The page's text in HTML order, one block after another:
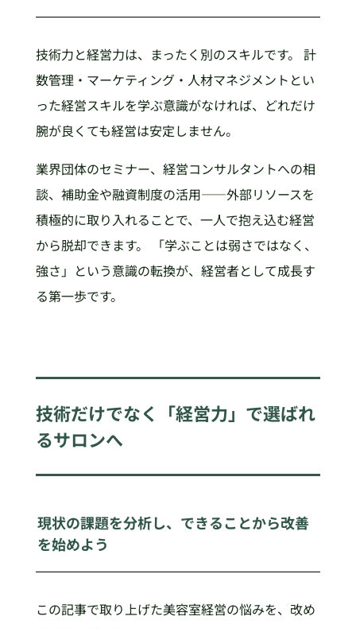
技術力と経営力は、まったく別のスキルです。 計
数管理・マーケティング・人材マネジメントとい
った経営スキルを学ぶ意識がなければ、どれだけ
腕が良くても経営は安定しません。
業界団体のセミナー、経営コンサルタントへの相
談、補助金や融資制度の活用——外部リソースを
積極的に取り入れることで、一人で抱え込む経営
から脱却できます。 「学ぶことは弱さではなく、
強さ」という意識の転換が、経営者として成長す
る第一歩です。
技術だけでなく「経営力」で選ばれ
るサロンへ
現状の課題を分析し、できることから改善
を始めよう
この記事で取り上げた美容室経営の悩みを、改め